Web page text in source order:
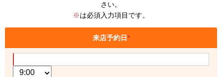
さい。
※は必須入力項目です。
来店予約日*